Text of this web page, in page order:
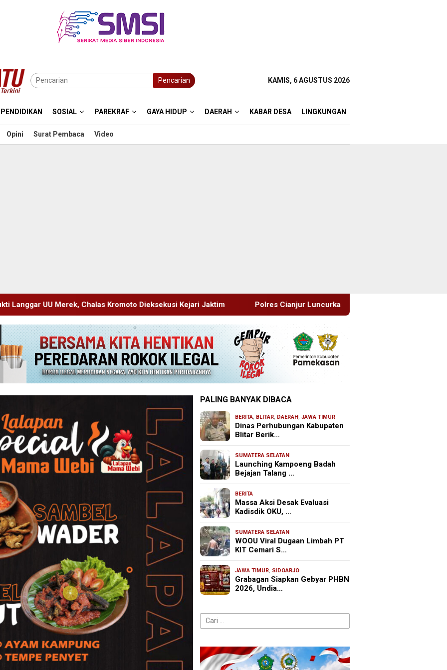
Pencarian KAMIS, 6 AGUSTUS 2026
PENDIDIKAN SOSIAL PAREKRAF GAYA HIDUP DAERAH KABAR DESA LINGKUNGAN
Opini Surat Pembaca Video
Kromoto Dieksekusi Kejari Jaktim Polres Cianjur Luncurkan Layanan Air Bersih Gratis Atasi Krisis Kemarau
PALING BANYAK DIBACA
BERITA, BLITAR, DAERAH ,JAWA TIMUR
Dinas Perhubungan Kabupaten
Blitar Berik…
SUMATERA SELATAN
Launching Kampoeng Badah
Bejajan Talang …
BERITA
Massa Aksi Desak Evaluasi
Kadisdik OKU, …
SUMATERA SELATAN
WOOU Viral Dugaan Limbah PT
KIT Cemari S…
JAWA TIMUR, SIDOARJO
Grabagan Siapkan Gebyar PHBN
2026, Undia…
Cari
untuk: